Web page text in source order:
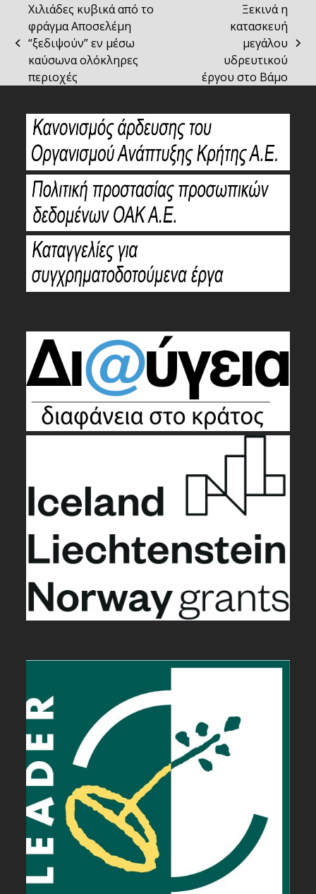
previous
post:
Χιλιάδες κυβικά από το
φράγμα Αποσελέμη
“ξεδιψούν” εν μέσω
καύσωνα ολόκληρες
περιοχές
Ξεκινά η
κατασκευή
μεγάλου
υδρευτικού
έργου στο Βάμο